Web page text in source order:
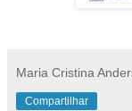
Maria Cristina
Compartilhar